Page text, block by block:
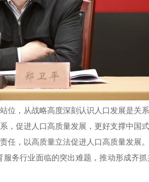
，从战略高度深刻认识人口发展是关
促进人口高质量发展，更好支撑中国
，以高质量立法促进人口高质量发展
务行业面临的突出难题，推动形成齐